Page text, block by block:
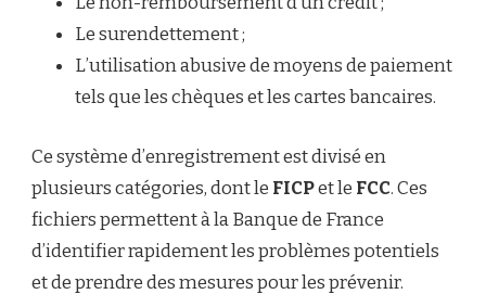
Le surendettement ;
L’utilisation abusive de moyens de paiement
tels que les chèques et les cartes bancaires.
Ce système d’enregistrement est divisé en
plusieurs catégories, dont le FICPet le FCC. Ces
fichiers permettent à la Banque de France
d’identifier rapidement les problèmes potentiels
et de prendre des mesures pour les prévenir.